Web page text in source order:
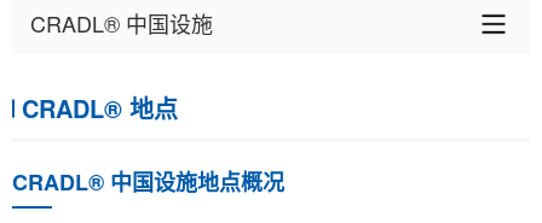
CRADL® 中国设施
CRADL® 地点
CRADL® 中国设施地点概况